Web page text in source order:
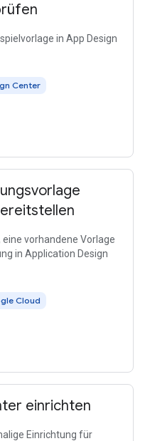
in App Design
Center
vorhandene Vorlage
in Application Design
Cloud
einrichten
Einrichtung für